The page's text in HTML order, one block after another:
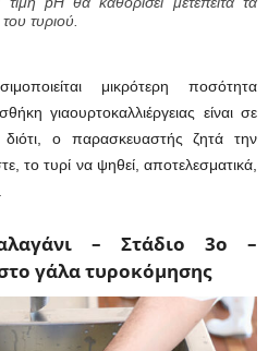
τυριού.
μικρότερη ποσότητα
γιαουρτοκαλλιέργειας είναι σε
ο παρασκευαστής ζητά την
το τυρί να ψηθεί, αποτελεσματικά,
– Στάδιο 3ο –
γάλα τυροκόμησης